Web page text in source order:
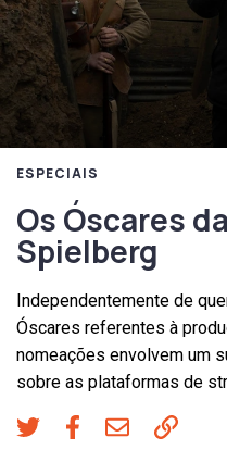
ESPECIAIS
Os Óscares
Spielberg
Independentemente de
Óscares referentes à
nomeações envolvem um
sobre as plataformas de